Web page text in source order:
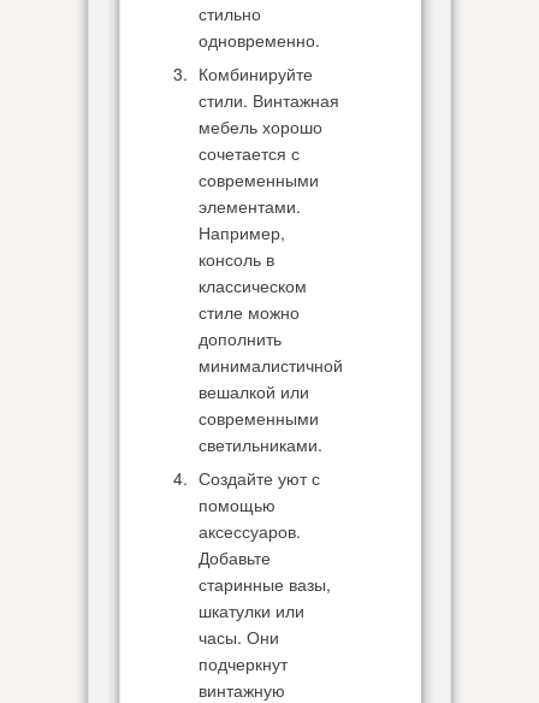
стильно
одновременно.
Комбинируйте
стили. Винтажная
мебель хорошо
сочетается с
современными
элементами.
Например,
консоль в
классическом
стиле можно
дополнить
минималистичной
вешалкой или
современными
светильниками.
Создайте уют с
помощью
аксессуаров.
Добавьте
старинные вазы,
шкатулки или
часы. Они
подчеркнут
винтажную